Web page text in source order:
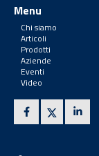
Menu
Chi siamo
Articoli
Prodotti
Aziende
Eventi
Video